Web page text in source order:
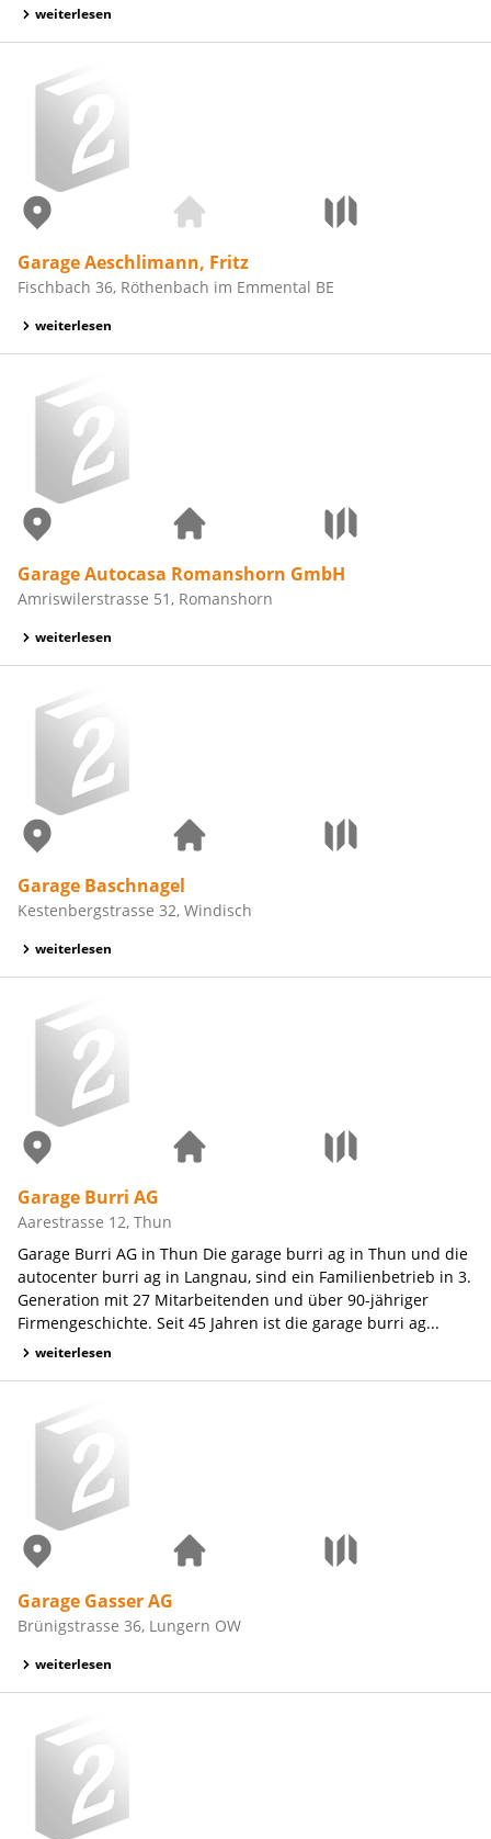
weiterlesen
Garage Aeschlimann, Fritz
Fischbach 36, Röthenbach im Emmental BE
weiterlesen
Garage Autocasa Romanshorn GmbH
Amriswilerstrasse 51, Romanshorn
weiterlesen
Garage Baschnagel
Kestenbergstrasse 32, Windisch
weiterlesen
Garage Burri AG
Aarestrasse 12, Thun
Garage Burri AG in Thun Die garage burri ag in Thun und die
autocenter burri ag in Langnau, sind ein Familienbetrieb in 3.
Generation mit 27 Mitarbeitenden und über 90-jähriger
Firmengeschichte. Seit 45 Jahren ist die garage burri ag...
weiterlesen
Garage Gasser AG
Brünigstrasse 36, Lungern OW
weiterlesen